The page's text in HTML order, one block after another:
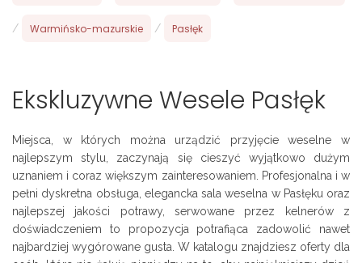
/ Warmińsko-mazurskie / Pasłęk
Ekskluzywne Wesele Pasłęk
Miejsca, w których można urządzić przyjęcie weselne w
najlepszym stylu, zaczynają się cieszyć wyjątkowo dużym
uznaniem i coraz większym zainteresowaniem. Profesjonalna i w
pełni dyskretna obsługa, elegancka sala weselna w Pasłęku oraz
najlepszej jakości potrawy, serwowane przez kelnerów z
doświadczeniem to propozycja potrafiąca zadowolić nawet
najbardziej wygórowane gusta. W katalogu znajdziesz oferty dla